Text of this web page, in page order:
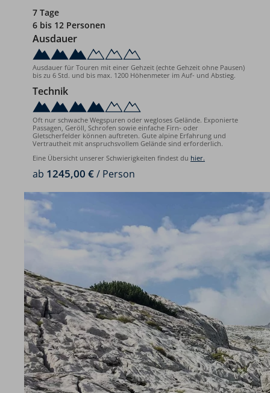
7 Tage
6 bis 12 Personen
Ausdauer
Ausdauer für Touren mit einer Gehzeit (echte Gehzeit ohne Pausen)
bis zu 6 Std. und bis max. 1200 Höhenmeter im Auf- und Abstieg.
Technik
Oft nur schwache Wegspuren oder wegloses Gelände. Exponierte
Passagen, Geröll, Schrofen sowie einfache Firn- oder
Gletscherfelder können auftreten. Gute alpine Erfahrung und
Vertrautheit mit anspruchsvollem Gelände sind erforderlich.
Eine Übersicht unserer Schwierigkeiten findest du hier.
ab 1245,00 €/ Person